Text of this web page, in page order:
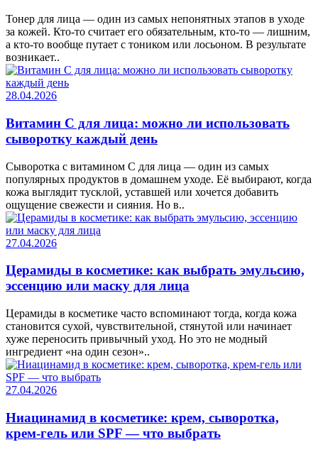
Тонер для лица — один из самых непонятных этапов в уходе
за кожей. Кто-то считает его обязательным, кто-то — лишним,
а кто-то вообще путает с тоником или лосьоном. В результате
возникает..
28.04.2026
Витамин C для лица: можно ли использовать
сыворотку каждый день
Сыворотка с витамином C для лица — один из самых
популярных продуктов в домашнем уходе. Её выбирают, когда
кожа выглядит тусклой, уставшей или хочется добавить
ощущение свежести и сияния. Но в..
27.04.2026
Церамиды в косметике: как выбрать эмульсию,
эссенцию или маску для лица
Церамиды в косметике часто вспоминают тогда, когда кожа
становится сухой, чувствительной, стянутой или начинает
хуже переносить привычный уход. Но это не модный
ингредиент «на один сезон»..
27.04.2026
Ниацинамид в косметике: крем, сыворотка,
крем-гель или SPF — что выбрать